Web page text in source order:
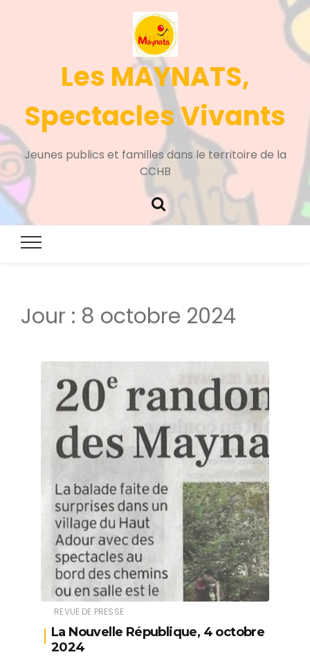
Les MAYNATS,
Spectacles Vivants
Jeunes publics et familles dans le territoire de la
CCHB
Jour : 8 octobre 2024
REVUE DE PRESSE
La Nouvelle République, 4 octobre
2024